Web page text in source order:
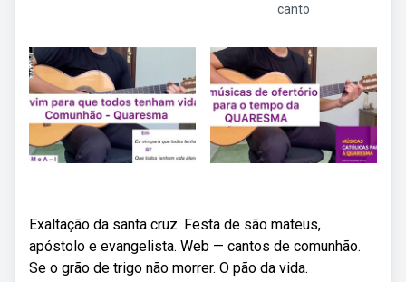
canto
Exaltação da santa cruz. Festa de são mateus,
apóstolo e evangelista. Web — cantos de comunhão.
Se o grão de trigo não morrer. O pão da vida.